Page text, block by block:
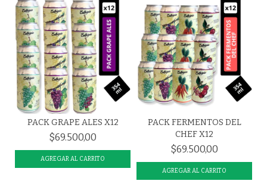
PACK GRAPE ALES X12
$69.500,00
PACK FERMENTOS DEL
CHEF X12
$69.500,00